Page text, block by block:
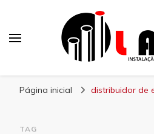
Página inicial distribuidor de
TAG